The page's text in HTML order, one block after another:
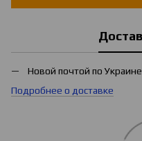
Новой почтой по
Подробнее о доставке